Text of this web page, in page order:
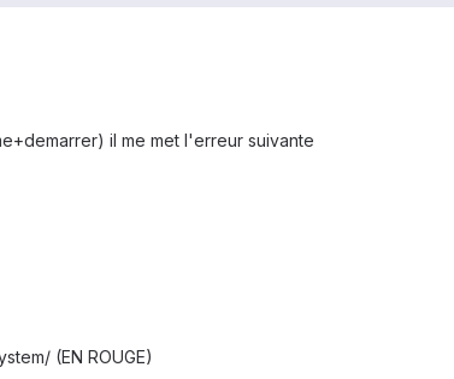
il me met l'erreur suivante
(EN ROUGE)